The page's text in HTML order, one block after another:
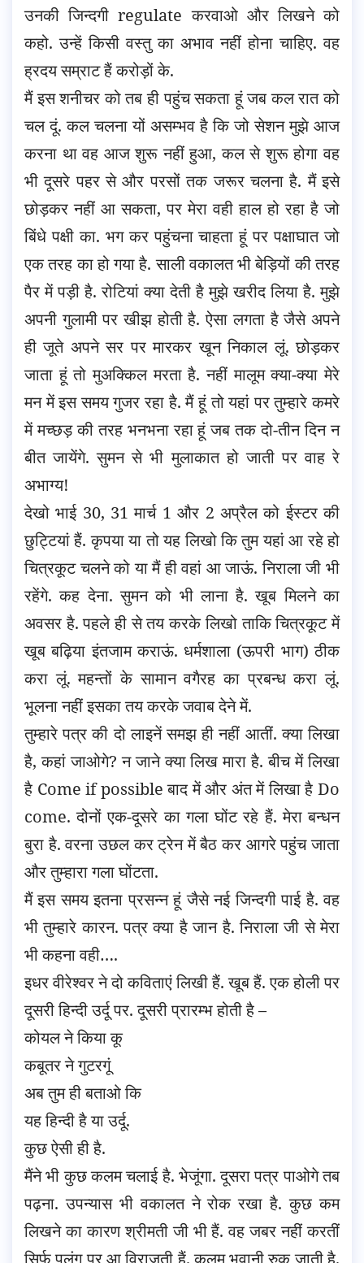
उनकी जिन्दगी regulate करवाओ और लिखने को
कहो. उन्हें किसी वस्तु का अभाव नहीं होना चाहिए. वह
ह्रदय सम्राट हैं करोड़ों के.
मैं इस शनीचर को तब ही पहुंच सकता हूं जब कल रात को
चल दूं. कल चलना यों असम्भव है कि जो सेशन मुझे आज
करना था वह आज शुरू नहीं हुआ, कल से शुरू होगा वह
भी दूसरे पहर से और परसों तक जरूर चलना है. मैं इसे
छोड़कर नहीं आ सकता, पर मेरा वही हाल हो रहा है जो
बिंधे पक्षी का. भग कर पहुंचना चाहता हूं पर पक्षाघात जो
एक तरह का हो गया है. साली वकालत भी बेड़ियों की तरह
पैर में पड़ी है. रोटियां क्या देती है मुझे खरीद लिया है. मुझे
अपनी गुलामी पर खीझ होती है. ऐसा लगता है जैसे अपने
ही जूते अपने सर पर मारकर खून निकाल लूं. छोड़कर
जाता हूं तो मुअक्किल मरता है. नहीं मालूम क्या-क्या मेरे
मन में इस समय गुजर रहा है. मैं हूं तो यहां पर तुम्हारे कमरे
में मच्छड़ की तरह भनभना रहा हूं जब तक दो-तीन दिन न
बीत जायेंगे. सुमन से भी मुलाकात हो जाती पर वाह रे
अभाग्य!
देखो भाई 30, 31 मार्च 1 और 2 अप्रैल को ईस्टर की
छुट्टियां हैं. कृपया या तो यह लिखो कि तुम यहां आ रहे हो
चित्रकूट चलने को या मैं ही वहां आ जाऊं. निराला जी भी
रहेंगे. कह देना. सुमन को भी लाना है. खूब मिलने का
अवसर है. पहले ही से तय करके लिखो ताकि चित्रकूट में
खूब बढ़िया इंतजाम कराऊं. धर्मशाला (ऊपरी भाग) ठीक
करा लूं. महन्तों के सामान वगैरह का प्रबन्ध करा लूं.
भूलना नहीं इसका तय करके जवाब देने में.
तुम्हारे पत्र की दो लाइनें समझ ही नहीं आतीं. क्या लिखा
है, कहां जाओगे? न जाने क्या लिख मारा है. बीच में लिखा
है Come if possible बाद में और अंत में लिखा है Do
come. दोनों एक-दूसरे का गला घोंट रहे हैं. मेरा बन्धन
बुरा है. वरना उछल कर ट्रेन में बैठ कर आगरे पहुंच जाता
और तुम्हारा गला घोंटता.
मैं इस समय इतना प्रसन्न हूं जैसे नई जिन्दगी पाई है. वह
भी तुम्हारे कारन. पत्र क्या है जान है. निराला जी से मेरा
भी कहना वही….
इधर वीरेश्वर ने दो कविताएं लिखी हैं. खूब हैं. एक होली पर
दूसरी हिन्दी उर्दू पर. दूसरी प्रारम्भ होती है –
कोयल ने किया कू
कबूतर ने गुटरगूं
अब तुम ही बताओ कि
यह हिन्दी है या उर्दू.
कुछ ऐसी ही है.
मैंने भी कुछ कलम चलाई है. भेजूंगा. दूसरा पत्र पाओगे तब
पढ़ना. उपन्यास भी वकालत ने रोक रखा है. कुछ कम
लिखने का कारण श्रीमती जी भी हैं. वह जबर नहीं करतीं